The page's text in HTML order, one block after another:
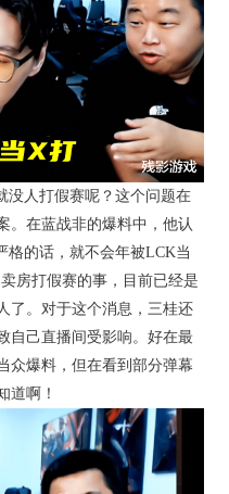
没人打假赛呢？这个问题在
。在蓝战非的爆料中，他认
格的话，就不会年被LCK当
房打假赛的事，目前已经是
了。对于这个消息，三桂还
自己直播间受影响。好在最
众爆料，但在看到部分弹幕
道啊！